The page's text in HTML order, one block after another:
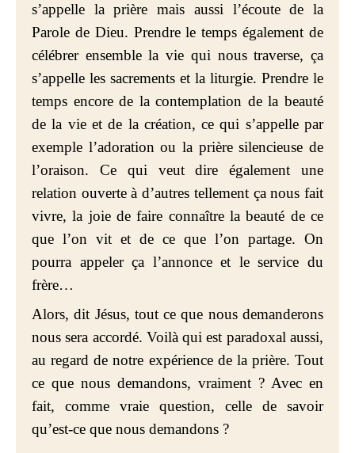
s’appelle la prière mais aussi l’écoute de la
Parole de Dieu. Prendre le temps également de
célébrer ensemble la vie qui nous traverse, ça
s’appelle les sacrements et la liturgie. Prendre le
temps encore de la contemplation de la beauté
de la vie et de la création, ce qui s’appelle par
exemple l’adoration ou la prière silencieuse de
l’oraison. Ce qui veut dire également une
relation ouverte à d’autres tellement ça nous fait
vivre, la joie de faire connaître la beauté de ce
que l’on vit et de ce que l’on partage. On
pourra appeler ça l’annonce et le service du
frère…
Alors, dit Jésus, tout ce que nous demanderons
nous sera accordé. Voilà qui est paradoxal aussi,
au regard de notre expérience de la prière. Tout
ce que nous demandons, vraiment ? Avec en
fait, comme vraie question, celle de savoir
qu’est-ce que nous demandons ?